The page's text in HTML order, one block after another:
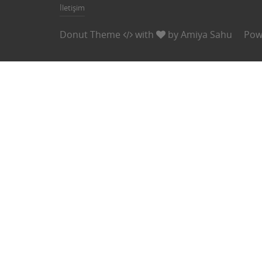
İletişim
Donut Theme with byAmiya Sahu